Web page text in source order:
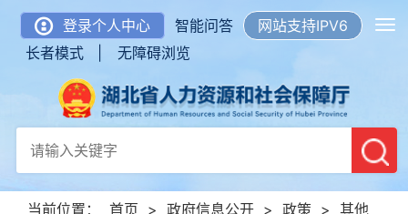
登录个人中心 智能问答
网站支持IPV6
长者模式 |
无障碍浏览
当前位置： 首页 > 政府信息公开 > 政策 > 其他